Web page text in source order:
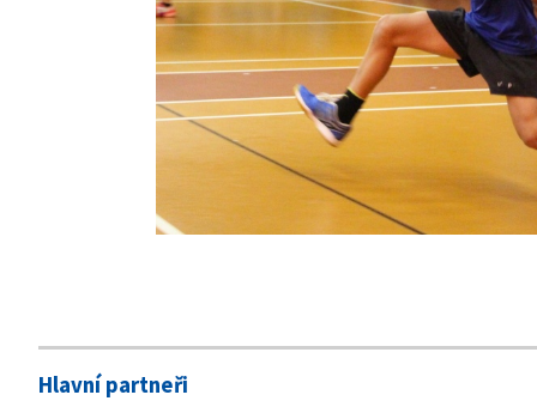
Hlavní partneři